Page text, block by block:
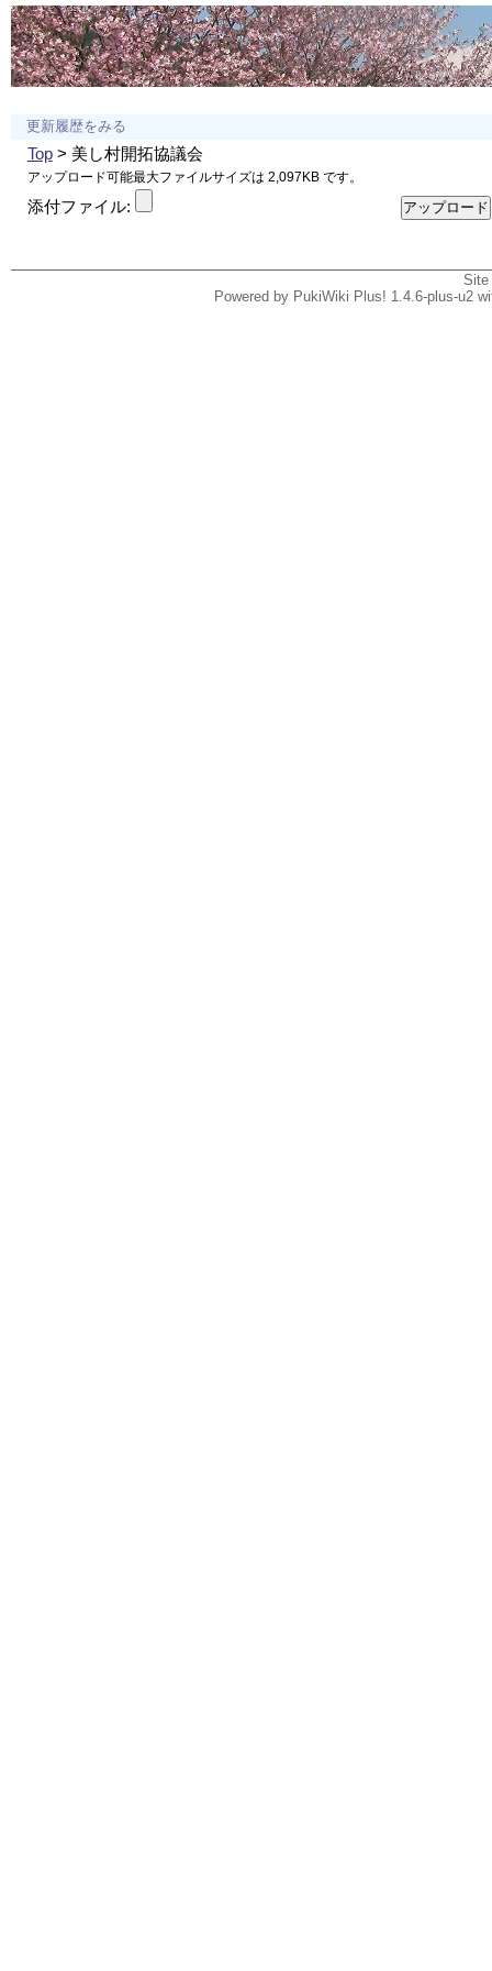
更新履歴をみる
Top> 美し村開拓協議会
アップロード可能最大ファイルサイズは 2,097KB です。
添付ファイル:
Powered by PukiWiki Plus! 1.4.6-plus-u2